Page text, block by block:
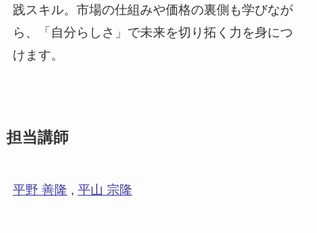
践スキル。市場の仕組みや価格の裏側も学びなが
ら、「自分らしさ」で未来を切り拓く力を身につ
けます。
担当講師
平野 善隆 , 平山 宗隆